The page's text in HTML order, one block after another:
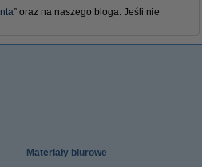
” oraz na naszego bloga. Jeśli nie
Materiały biurowe